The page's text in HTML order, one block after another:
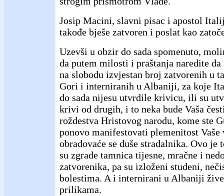
Josip Macini, slavni pisac i apostol
takođe bješe zatvoren i poslat kao
Uzevši u obzir do sada spomenuto,
da putem milosti i praštanja naredite
na slobodu izvjestan broj zatvorenih u
Gori i interniranih u Albaniji, za koje
do sada nijesu utvrdile krivicu, ili su
krivi od drugih, i to neka bude Vaša
roždestva Hristovog narodu, kome ste
ponovo manifestovati plemenitost
obradovaće se duše stradalnika. Ovo
su zgrade tamnica tijesne, mračne i
zatvorenika, pa su izloženi studeni,
bolestima. A i internirani u Albaniji
prilikama.